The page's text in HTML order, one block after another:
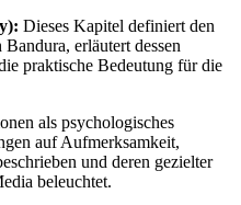
Dieses Kapitel definiert den
erläutert dessen
praktische Bedeutung für die
als psychologisches
auf Aufmerksamkeit,
und deren gezielter
beleuchtet.